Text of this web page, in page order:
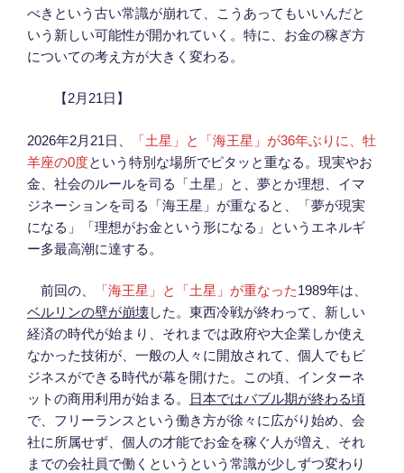
べきという古い常識が崩れて、こうあってもいいんだと
いう新しい可能性が開かれていく。特に、お金の稼ぎ方
についての考え方が大きく変わる。
【2月21日】
2026年2月21日、
「土星」と「海王星」が36年ぶりに、牡
羊座の0度という特別な場所でピタッと重なる。現実やお
金、社会のルールを司る「土星」と、夢とか理想、イマ
ジネーションを司る「海王星」が重なると、「夢が現実
になる」「理想がお金という形になる」というエネルギ
ー多最高潮に達する。
前回の、 「海王星」と「土星」が重なった1989年は、
ベルリンの壁が崩壊した。東西冷戦が終わって、新しい
経済の時代が始まり、それまでは政府や大企業しか使え
なかった技術が、一般の人々に開放されて、個人でもビ
ジネスができる時代が幕を開けた。この頃、インターネ
ットの商用利用が始まる。
日本ではバブル期が終わる頃
で、フリーランスという働き方が徐々に広がり始め、会
社に所属せず、個人の才能でお金を稼ぐ人が増え、それ
までの会社員で働くというという常識が少しずつ変わり